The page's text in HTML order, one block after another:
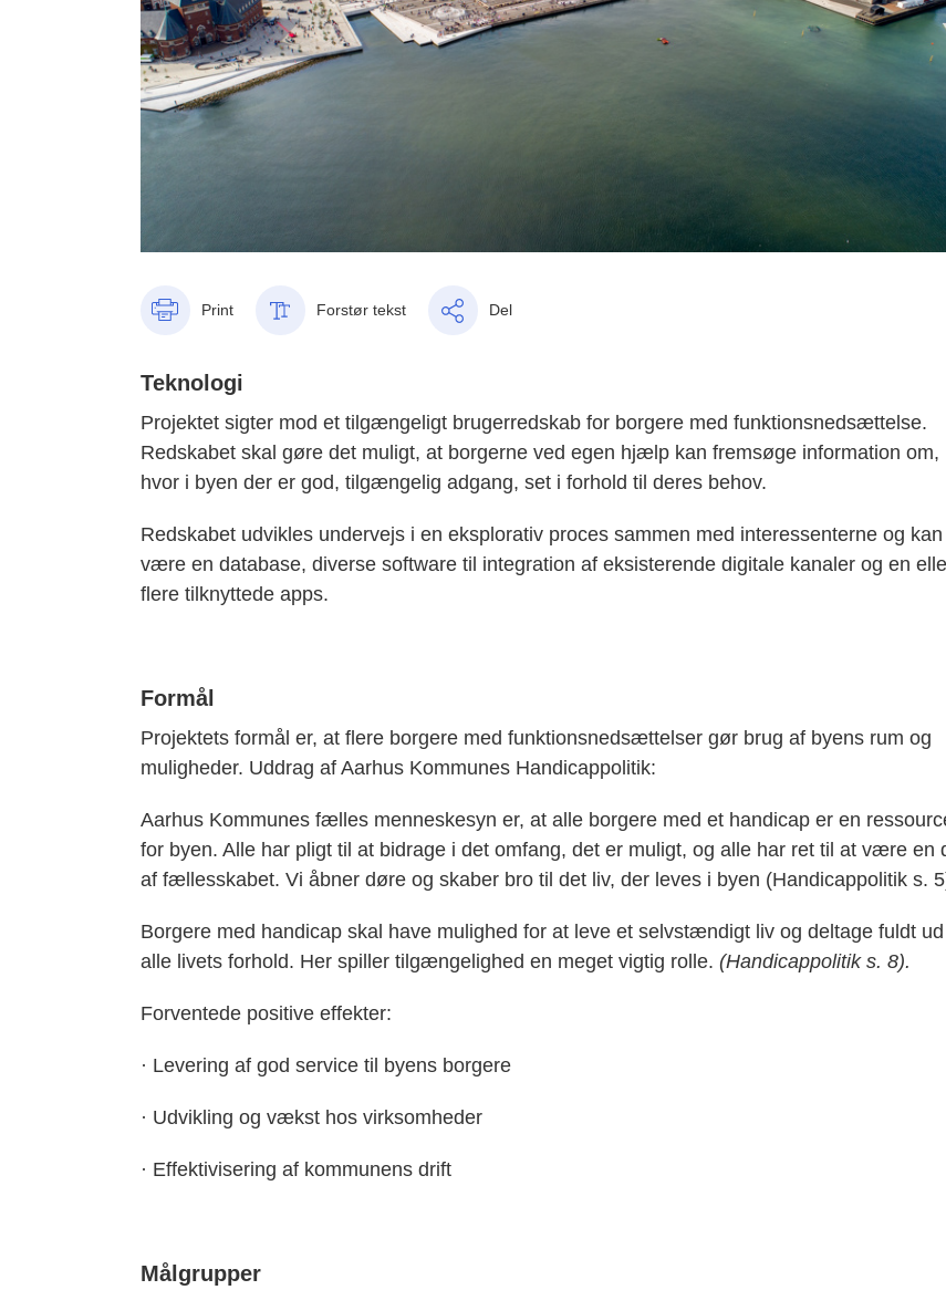
Print Forstør tekst Del
Teknologi
Projektet sigter mod et tilgængeligt brugerredskab for borgere med funktionsnedsættelse.
Redskabet skal gøre det muligt, at borgerne ved egen hjælp kan fremsøge information om,
hvor i byen der er god, tilgængelig adgang, set i forhold til deres behov.
Redskabet udvikles undervejs i en eksplorativ proces sammen med interessenterne og kan
være en database, diverse software til integration af eksisterende digitale kanaler og en
flere tilknyttede apps.
Formål
Projektets formål er, at flere borgere med funktionsnedsættelser gør brug af byens rum og
muligheder. Uddrag af Aarhus Kommunes Handicappolitik:
Aarhus Kommunes fælles menneskesyn er, at alle borgere med et handicap er en
for byen. Alle har pligt til at bidrage i det omfang, det er muligt, og alle har ret til at være en
af fællesskabet. Vi åbner døre og skaber bro til det liv, der leves i byen (Handicappolitik s.
Borgere med handicap skal have mulighed for at leve et selvstændigt liv og deltage fuldt
alle livets forhold. Her spiller tilgængelighed en meget vigtig rolle. (Handicappolitik s. 8).
Forventede positive effekter:
· Levering af god service til byens borgere
· Udvikling og vækst hos virksomheder
· Effektivisering af kommunens drift
Målgrupper